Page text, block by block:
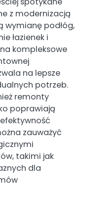
z modernizacją
wymianę podłóg,
łazienek i
kompleksowe
na lepsze
potrzeb.
remonty
poprawiają
zauważyć
takimi jak
dla